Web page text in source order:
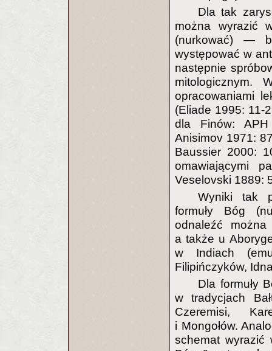
Dla tak
można wyrazić
(nurkować) —
występować w
następnie
mitologicznym.
opracowaniami
(Eliade 1995: 11-
dla Finów:
Anisimov 1971:
Baussier 2000:
omawiającymi
Veselovski 1889:
Wyniki tak
formuły Bóg
odnaleźć
a także u
w Indiach
Filipińczyków,
Dla formuły
w tradycjach
Czeremisi,
i Mongołów.
schemat wyrazić